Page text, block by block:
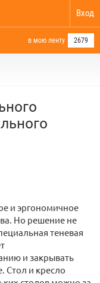
Вход
в мою ленту 2679
и эргономичное
Но решение не
теневая
и закрывать
Стол и кресло